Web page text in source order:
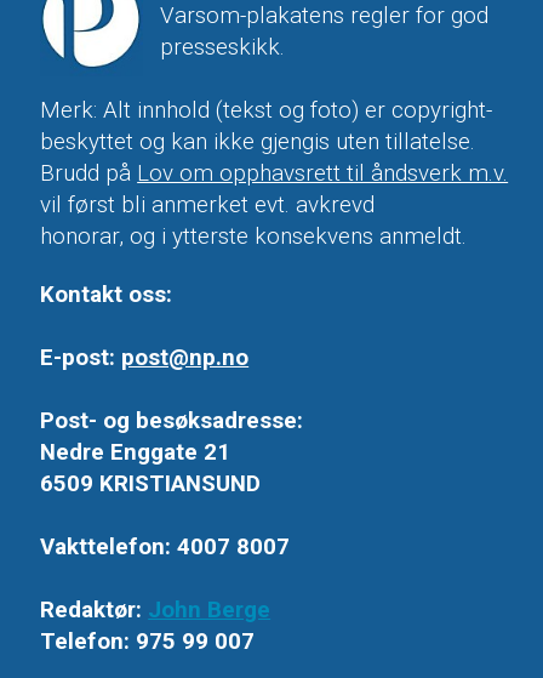
Varsom-plakatens regler for god
presseskikk.
Merk: Alt innhold (tekst og foto) er copyright-
beskyttet og kan ikke gjengis uten tillatelse.
Brudd på Lov om opphavsrett til åndsverk m.v.
vil først bli anmerket evt. avkrevd
honorar, og i ytterste konsekvens anmeldt.
Kontakt oss:
E-post: post@np.no
Post- og besøksadresse:
Nedre Enggate 21
6509 KRISTIANSUND
Vakttelefon: 4007 8007
Redaktør: John Berge
Telefon: 975 99 007